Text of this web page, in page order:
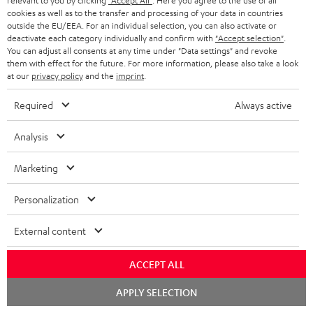
Downloads und Service
D
Bedienungsanleitung: Paar Regal-Lautsprecher UL 20
Konformitätserklärung: Paar Regal-Lautsprecher UL
20 Mk3 18
cookies as well as to the transfer and processing of your data in countries
outside the EU/EEA. For an individual selection, you can also activate or
deactivate each category individually and confirm with "Accept selection"
You can adjust all consents at any time under "Data settings" and revoke
them with effect for the future. For more information, please also take a look
at our privacy policyand the imprint
Required Always active
Analysis
Marketing
Personalization
External content
ACCEPT ALL
APPLY SELECTION